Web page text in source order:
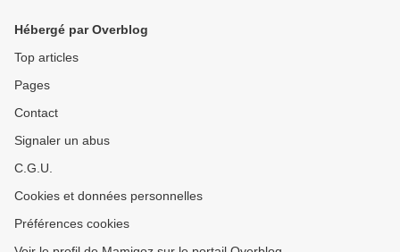
Hébergé par Overblog
Top articles
Pages
Contact
Signaler un abus
C.G.U.
Cookies et données personnelles
Préférences cookies